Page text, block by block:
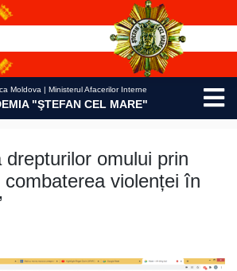
Moldova | Ministerul Afacerilor Interne
"ŞTEFAN CEL MARE"
drepturilor omului prin
violenței în